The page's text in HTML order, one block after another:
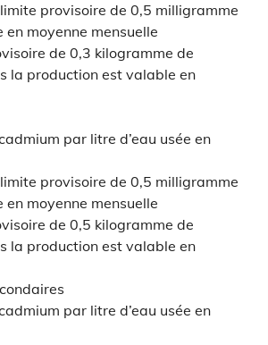
provisoire de 0,5 milligramme
moyenne mensuelle
de 0,3 kilogramme de
la production est valable en
par litre d’eau usée en
provisoire de 0,5 milligramme
moyenne mensuelle
de 0,5 kilogramme de
la production est valable en
par litre d’eau usée en